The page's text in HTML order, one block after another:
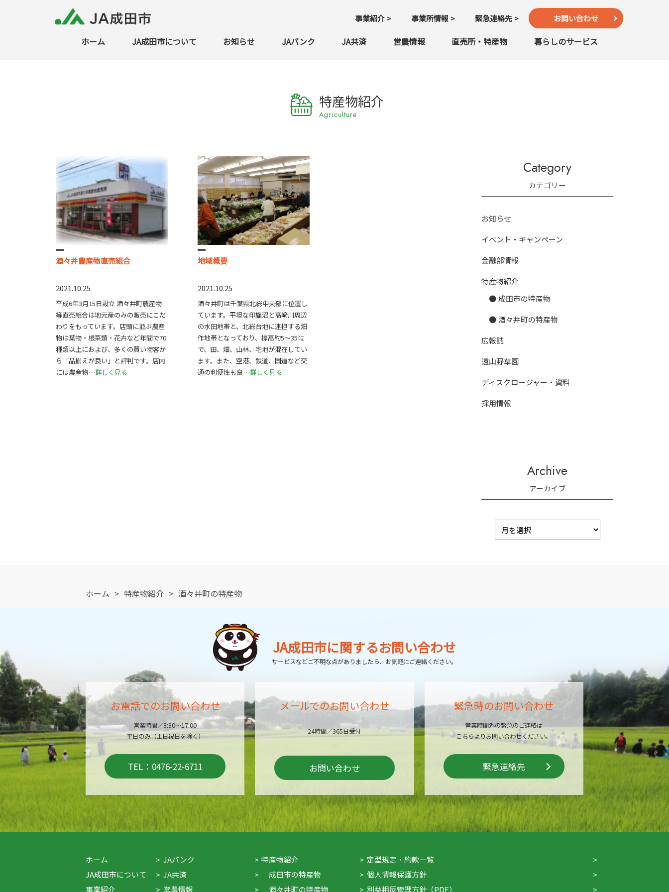
事業紹介 事業所情報 緊急連絡先 お問い合わせ
ホーム JA成田市について お知らせ JAバンク JA共済 営農情報 直売所・特産物 暮らしのサービス
特産物紹介
Agriculture
酒々井農産物直売組合
2021.10.25
平成6年3月15日設立 酒々井町農産物
等直売組合は地元産のみの販売にこだ
わりをもっています。店頭に並ぶ農産
物は葉物・根菜類・花卉など年間で70
種類以上におよび、多くの買い物客か
ら「品揃えが良い」と評判です。店内
には農産物…詳しく見る
地域概要
2021.10.25
酒々井町は千葉県北総中央部に位置し
ています。平坦な印旛沼と髙﨑川周辺
の水田地帯と、北総台地に連担する畑
作地帯となっており、標高約5～35㍍
で、田、畑、山林、宅地が混在してい
ます。また、空港、鉄道、国道など交
通の利便性も良…詳しく見る
Category
カテゴリー
お知らせ
イベント・キャンペーン
金融部情報
特産物紹介
成田市の特産物
酒々井町の特産物
広報誌
遠山野草園
ディスクロージャー・資料
採用情報
Archive
アーカイブ
ホーム > 特産物紹介 > 酒々井町の特産物
JA成田市に関するお問い合わせ
サービスなどご不明な点がありましたら、 お気軽にご連絡ください。
お電話でのお問い合わせ
営業時間／8:30～17:00
平日のみ（土日祝日を除く）
TEL：0476-22-6711
メールでのお問い合わせ
24時間／365日受付
お問い合わせ
緊急時のお問い合わせ
営業時間外の緊急のご連絡は
こちらよりお問い合わせください。
緊急連絡先
ホーム
JA成田市について
事業紹介
JAバンク
JA共済
営農情報
特産物紹介
成田市の特産物
酒々井町の特産物
定型規定・約款一覧
個人情報保護方針
利益相反管理方針（PDF）